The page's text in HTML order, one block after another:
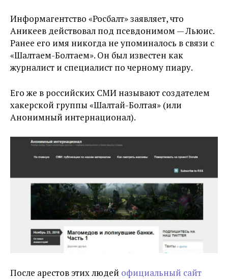
Информагентство «Росбалт» заявляет, что
Аникеев действовал под псевдонимом — Льюис.
Ранее его имя никогда не упоминалось в связи с
«Шалтаем-Болтаем». Он был известен как
журналист и специалист по черному пиару.
Его же в российских СМИ называют создателем
хакерской группы «Шалтай-Болтая» (или
Анонимный интернационал).
После арестов этих людей официальный сайт